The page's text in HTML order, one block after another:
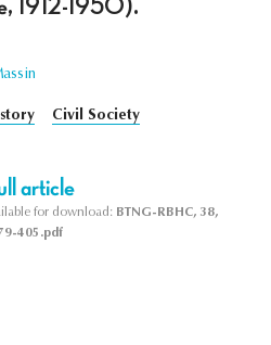
1912-1950).
Civil Society
article
for download: BTNG-RBHC, 38,
405.pdf